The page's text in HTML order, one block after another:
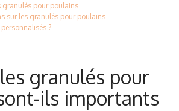
granulés pour poulains
sur les granulés pour poulains
?
granulés pour
ils importants